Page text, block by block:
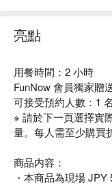
亮點
用餐時間：2 小時
FunNow 會員獨家贈
可接受預約人數：1
※ 請於下一頁選擇實
量。每人需至少購買
商品内容：
・本商品為現場 JPY